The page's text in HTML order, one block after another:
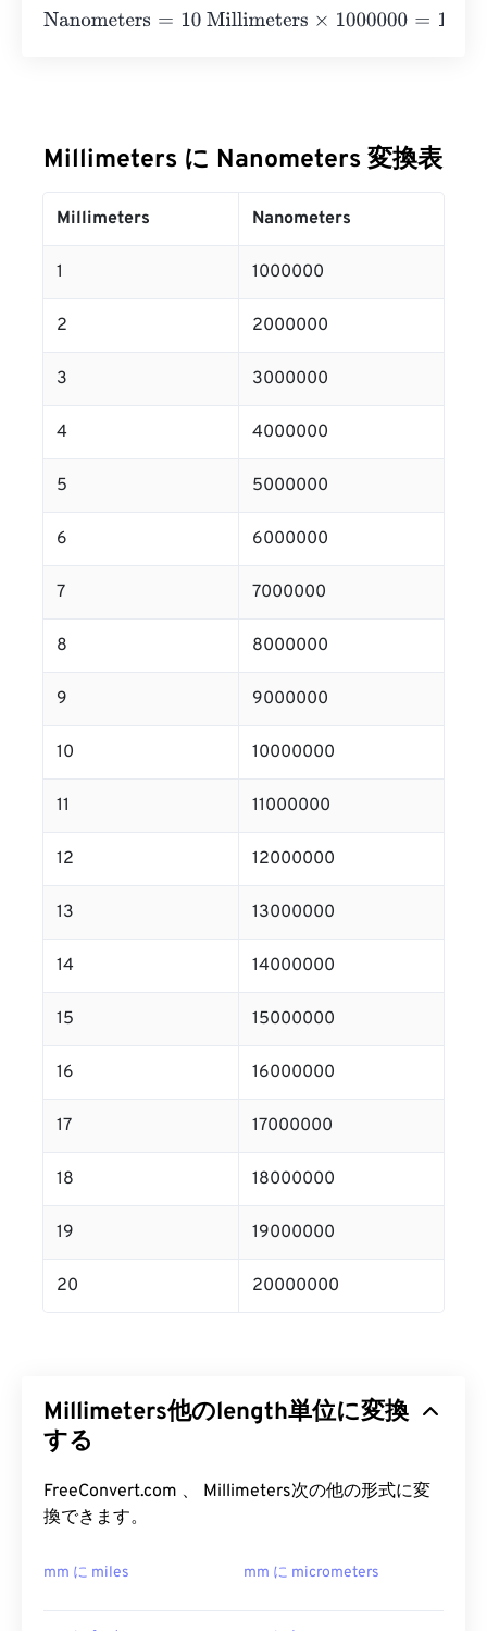
Nanometers= 10 Millimeters×1000000=10000000
Millimeters に Nanometers 変換表
Millimeters Nanometers
1 1000000
2 2000000
3 3000000
4 4000000
5 5000000
6 6000000
7 7000000
8 8000000
9 9000000
10 10000000
11 11000000
12 12000000
13 13000000
14 14000000
15 15000000
16 16000000
17 17000000
18 18000000
19 19000000
20 20000000
Millimeters他のlength単位に変換
する
FreeConvert.com 、 Millimeters次の他の形式に変
換できます。
mm に miles mm に micrometers